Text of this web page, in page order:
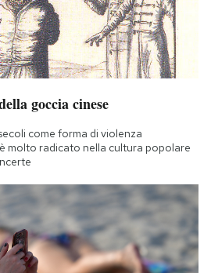
goccia cinese
come forma di violenza
molto radicato nella cultura popolare